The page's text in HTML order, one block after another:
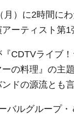
月）に2時間に
ーティスト第1
CDTVライブ
ーの料理』の主
ドの源流とも
バルグループ